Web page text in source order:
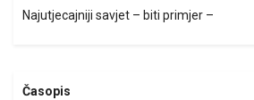
Najutjecajniji savjet – biti primjer –
Časopis